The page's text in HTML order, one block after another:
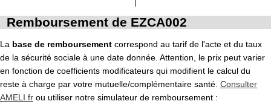
Remboursement de EZCA002
La base de remboursement correspond au tarif de l'acte et du taux
de la sécurité sociale à une date donnée. Attention, le prix peut varier
en fonction de coefficients modificateurs qui modifient le calcul du
reste à charge par votre mutuelle/complémentaire santé. Consulter
AMELI.fr ou utiliser notre simulateur de remboursement :